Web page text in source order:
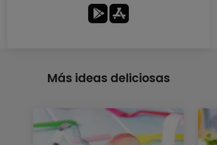
Más ideas deliciosas